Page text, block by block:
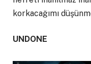
korkacağımı
UNDONE